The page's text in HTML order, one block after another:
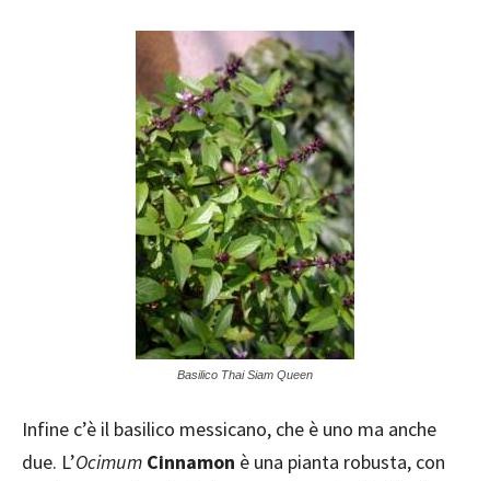
Basilico Thai Siam Queen
Infine c’è il basilico messicano, che è uno ma anche
due. L’Ocimum Cinnamon è una pianta robusta, con